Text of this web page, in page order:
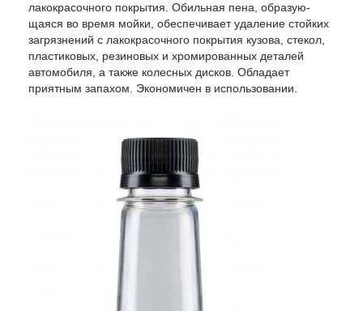
лакокрасочного покрытия. Обильная пена, образую-
щаяся во время мойки, обеспечивает удаление стойких
загрязнений с лакокрасочного покрытия кузова, стекол,
пластиковых, резиновых и хромированных деталей
автомобиля, а также колесных дисков. Обладает
приятным запахом. Экономичен в использовании.